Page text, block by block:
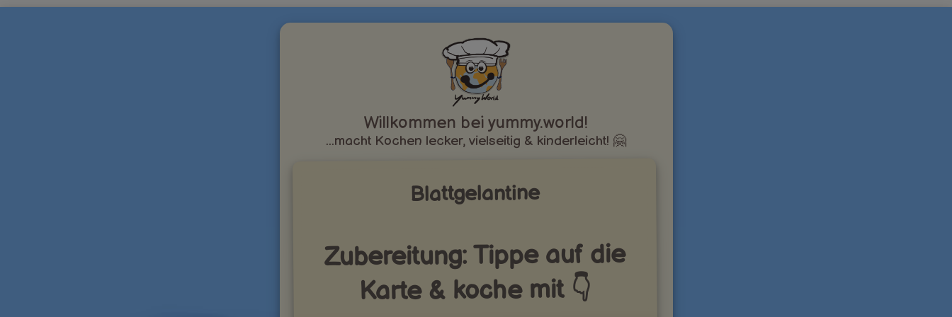
Willkommen bei yummy.world!
...macht Kochen lecker, vielseitig & kinderleicht! 🤗
Blattgelantine
Zubereitung: Tippe auf die
Karte & koche mit 👇